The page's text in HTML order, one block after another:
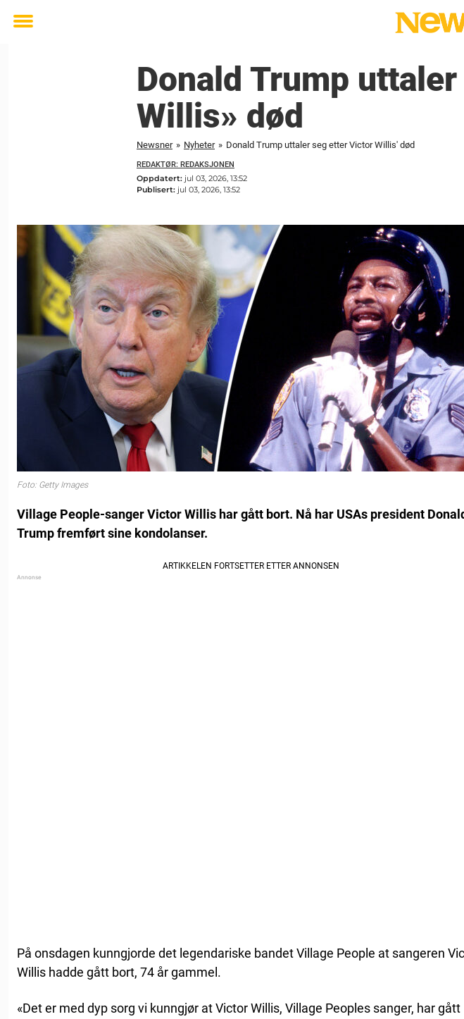
Toggle
Donald Trump
Willis» død
Newsner » Nyheter » Donald Trump uttaler seg etter Victor Willis' død
REDAKTØR: REDAKSJONEN
Oppdatert: jul 03, 2026, 13:52
Publisert: jul 03, 2026, 13:52
Foto: Getty Images
Village People-sanger Victor Willis har gått bort. Nå har USAs president
Trump fremført sine kondolanser.
På onsdagen kunngjorde det legendariske bandet Village People at sangeren
Willis hadde gått bort, 74 år gammel.
«Det er med dyp sorg vi kunngjør at Victor Willis, Village Peoples sanger, har gått